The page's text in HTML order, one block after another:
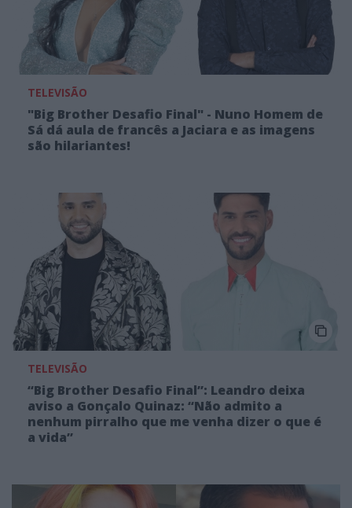
TELEVISÃO
"Big Brother Desafio Final" - Nuno Homem de
Sá dá aula de francês a Jaciara e as imagens
são hilariantes!
TELEVISÃO
“Big Brother Desafio Final”: Leandro deixa
aviso a Gonçalo Quinaz: “Não admito a
nenhum pirralho que me venha dizer o que é
a vida”